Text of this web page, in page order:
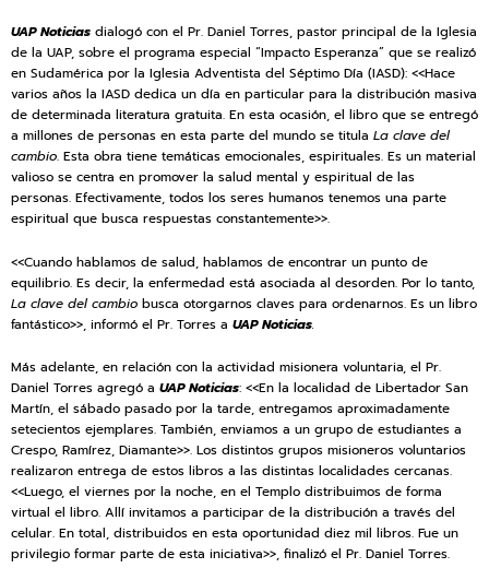
UAP Noticias dialogó con el Pr. Daniel Torres, pastor principal de la Iglesia
de la UAP, sobre el programa especial “Impacto Esperanza” que se realizó
en Sudamérica por la Iglesia Adventista del Séptimo Día (IASD): <<Hace
varios años la IASD dedica un día en particular para la distribución masiva
de determinada literatura gratuita. En esta ocasión, el libro que se entregó
a millones de personas en esta parte del mundo se titula La clave del
cambio. Esta obra tiene temáticas emocionales, espirituales. Es un material
valioso se centra en promover la salud mental y espiritual de las
personas. Efectivamente, todos los seres humanos tenemos una parte
espiritual que busca respuestas constantemente>>.
<<Cuando hablamos de salud, hablamos de encontrar un punto de
equilibrio. Es decir, la enfermedad está asociada al desorden. Por lo tanto,
La clave del cambio busca otorgarnos claves para ordenarnos. Es un libro
fantástico>>, informó el Pr. Torres a UAP Noticias.
Más adelante, en relación con la actividad misionera voluntaria, el Pr.
Daniel Torres agregó a UAP Noticias: <<En la localidad de Libertador San
Martín, el sábado pasado por la tarde, entregamos aproximadamente
setecientos ejemplares. También, enviamos a un grupo de estudiantes a
Crespo, Ramírez, Diamante>>. Los distintos grupos misioneros voluntarios
realizaron entrega de estos libros a las distintas localidades cercanas.
<<Luego, el viernes por la noche, en el Templo distribuimos de forma
virtual el libro. Allí invitamos a participar de la distribución a través del
celular. En total, distribuidos en esta oportunidad diez mil libros. Fue un
privilegio formar parte de esta iniciativa>>, finalizó el Pr. Daniel Torres.